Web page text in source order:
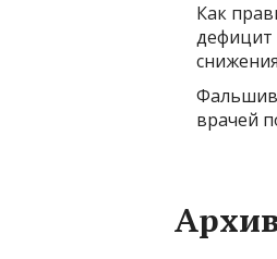
Как
дефицит
врачей